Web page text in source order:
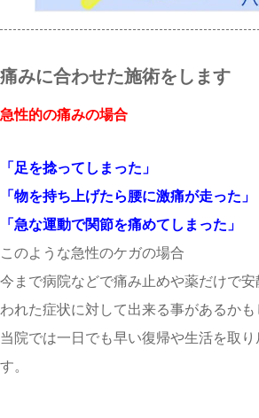
痛みに合わせた施術をします
急性的の痛みの場合
「足を捻ってしまった」
「物を持ち上げたら腰に激痛が走った」
「急な運動で関節を痛めてしまった」
このような急性のケガの場合
今まで病院などで痛み止めや薬だけで
われた症状に対して出来る事があるかも
当院では一日でも早い復帰や生活を取
す。